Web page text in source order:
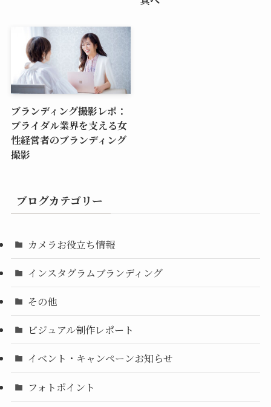
ブランディング撮影レポ：
ブライダル業界を支える女
性経営者のブランディング
撮影
ブログカテゴリー
カメラお役立ち情報
インスタグラムブランディング
その他
ビジュアル制作レポート
イベント・キャンペーンお知らせ
フォトポイント